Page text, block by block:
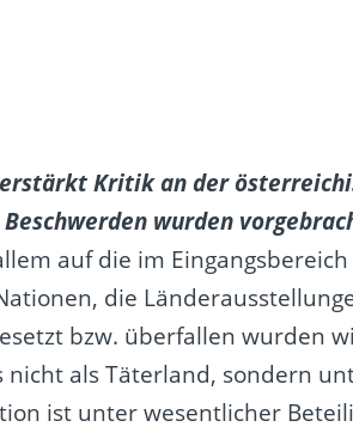
Kritik an der
wurden
auf die im
die
bzw. überfallen wurden
als Täterland, sondern
ist unter wesentlicher